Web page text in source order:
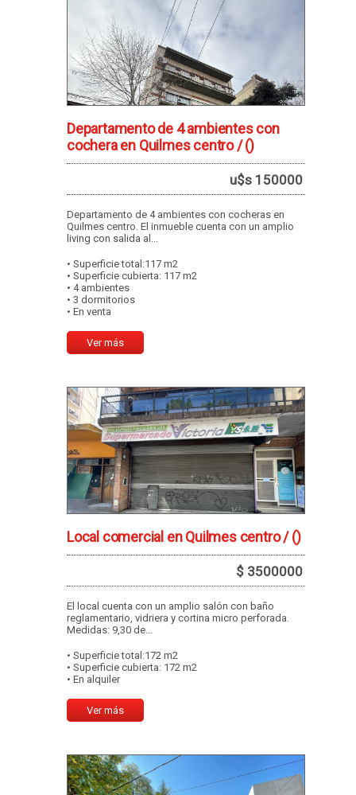
Departamento de 4 ambientes con
cochera en Quilmes centro /()
u$s 150000
Departamento de 4 ambientes con cocheras en
Quilmes centro. El inmueble cuenta con un amplio
living con salida al...
• Superficie total:117 m2
• Superficie cubierta: 117 m2
• 4 ambientes
• 3 dormitorios
• En venta
Ver más
Local comercial en Quilmes centro /()
$ 3500000
El local cuenta con un amplio salón con baño
reglamentario, vidriera y cortina micro perforada.
Medidas: 9,30 de...
• Superficie total:172 m2
• Superficie cubierta: 172 m2
• En alquiler
Ver más